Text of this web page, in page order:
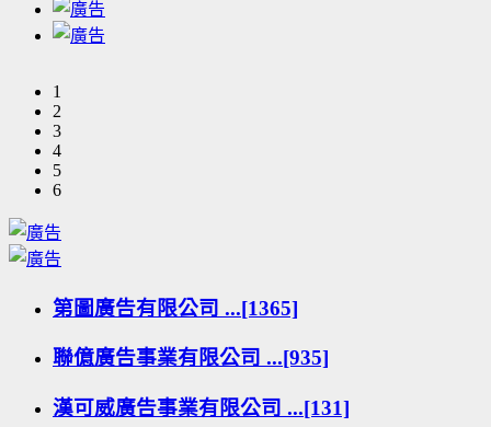
1
2
3
4
5
6
第圖廣告有限公司 ...[1365]
聯億廣告事業有限公司 ...[935]
漢可威廣告事業有限公司 ...[131]